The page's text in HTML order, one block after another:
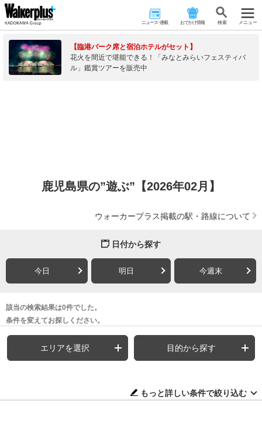
ニュース･連載 おでかけ情報 検 索 メニュー
【臨港パーク席と宿泊ホテルがセット】
花火を間近で堪能できる！「みなとみらいフェスティバ
ル」鑑賞ツアーを販売中
鹿児島県の”遊ぶ”【2026年02月】
ウォーカープラス掲載の駅・路線について
日付から探す
今日 明日 今週末
該当の検索結果は0件でした。
条件を変えてお探しください。
エリアを選択 目的から探す
もっと詳しい条件で絞り込む